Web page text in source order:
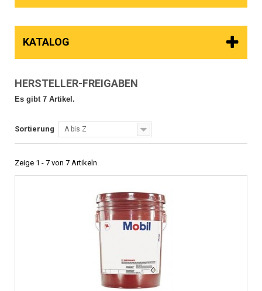
KATALOG
HERSTELLER-FREIGABEN
Es gibt 7 Artikel.
Sortierung A bis Z
Zeige 1 - 7 von 7 Artikeln